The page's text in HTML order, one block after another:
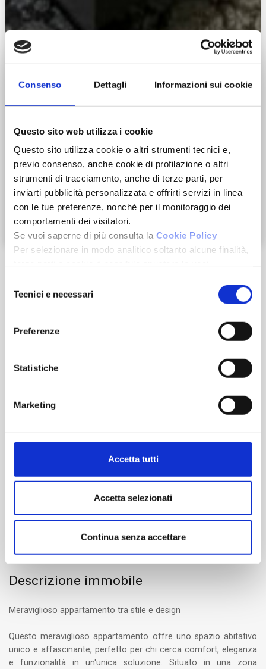
Consenso Dettagli Informazioni sui cookie
Questo sito web utilizza i cookie
Questo sito utilizza cookie o altri strumenti tecnici e,
previo consenso, anche cookie di profilazione o altri
strumenti di tracciamento, anche di terze parti, per
inviarti pubblicità personalizzata e offrirti servizi in linea
con le tue preferenze, nonché per il monitoraggio dei
comportamenti dei visitatori.
Se vuoi saperne di più consulta la Cookie Policy
Per selezionare in modo analitico soltanto alcune finalità,
Chiudendo questo banner tramite l’apposito comando
“Continua senza accettare” continuerai la navigazione del
sito in assenza di cookie o altri strumenti di tracciamento
diversi da quelli tecnici.
delTecnici e necessari
Preferenze
Statistiche
Marketing
Accetta tutti
Accetta selezionati
Continua senza accettare
Zoom
Bagni
3
Box/Posto auto
No
Descrizione immobile
Meraviglioso appartamento tra stile e design
Questo meraviglioso appartamento offre uno spazio abitativo
unico e affascinante, perfetto per chi cerca comfort, eleganza
e funzionalità in un'unica soluzione. Situato in una zona